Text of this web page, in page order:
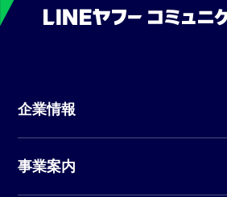
企業情報
事業案内